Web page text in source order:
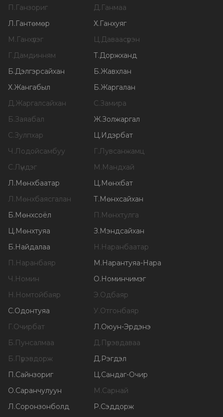
П.Ганзориг Д.Ганмаа
Л.Гантөмөр Х.Ганхуяг
М.Ганхүлэг Ц.Даваасүрэн
Г.Дамдинням Т.Доржханд
Б.Дэлгэрсайхан Б.Жавхлан
Х.Жангабыл Б.Жаргалан
Д.Жаргалсайхан С.Замира
Б.Заяабал Ж.Золжаргал
С.Зулпхар Ц.Идэрбат
Ч.Лодойсамбуу Г.Лувсанжамц
С.Лүндэг М.Мандхай
Л.Мөнхбаатар Ц.Мөнхбат
Л.Мөнхбаясгалан Т.Мөнхсайхан
Б.Мөнхсоёл П.Мөнхтулга
Ц.Мөнхтуяа З.Мэндсайхан
Б.Найдалаа Н.Наранбаатар
П.Наранбаяр М.Нарантуяа-Нара
Ч.Номин О.Номинчимэг
Н.Номтойбаяр Э.Одбаяр
С.Одонтуяа У.Отгонбаяр
Г.Очирбат Л.Оюун-Эрдэнэ
Б.Пунсалмаа Д.Пүрэвдаваа
Б.Пүрэвдорж Д.Рэгдэл
П.Сайнзориг Ц.Сандаг-Очир
О.Саранчулуун М.Сарнай
Л.Соронзонболд Р.Сэддорж